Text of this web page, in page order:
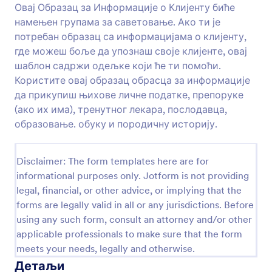
Овај Образац за Информације о Клијенту биће
намењен групама за саветовање. Ако ти је
потребан образац са информацијама о клијенту,
где можеш боље да упознаш своје клијенте, овај
шаблон садржи одељке који ће ти помоћи.
Користите овај образац обрасца за информације
да прикупиш њихове личне податке, препоруке
(ако их има), тренутног лекара, послодавца,
образовање. обуку и породичну историју.
Disclaimer: The form templates here are for
informational purposes only. Jotform is not providing
legal, financial, or other advice, or implying that the
forms are legally valid in all or any jurisdictions. Before
using any such form, consult an attorney and/or other
applicable professionals to make sure that the form
meets your needs, legally and otherwise.
Детаљи
Преглед